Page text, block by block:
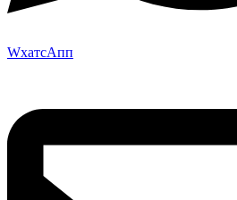
WхатсАпп